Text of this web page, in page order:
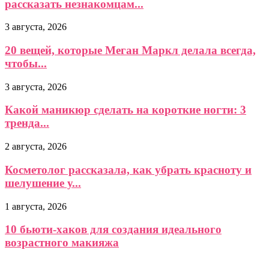
рассказать незнакомцам...
3 августа, 2026
20 вещей, которые Меган Маркл делала всегда,
чтобы...
3 августа, 2026
Какой маникюр сделать на короткие ногти: 3
тренда...
2 августа, 2026
Косметолог рассказала, как убрать красноту и
шелушение у...
1 августа, 2026
10 бьюти-хаков для создания идеального
возрастного макияжа